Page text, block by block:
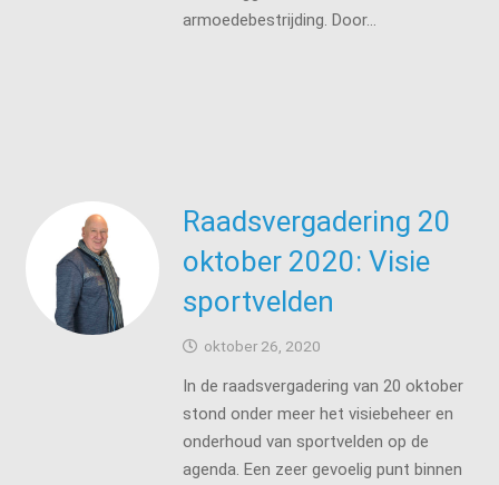
armoedebestrijding. Door…
Raadsvergadering 20
oktober 2020: Visie
sportvelden
oktober 26, 2020
In de raadsvergadering van 20 oktober
stond onder meer het visiebeheer en
onderhoud van sportvelden op de
agenda. Een zeer gevoelig punt binnen